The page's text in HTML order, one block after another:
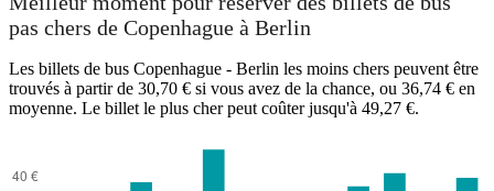
pas chers de Copenhague à Berlin
Les billets de bus Copenhague - Berlin les moins chers peuvent être
trouvés à partir de 30,70 € si vous avez de la chance, ou 36,74 € en
moyenne. Le billet le plus cher peut coûter jusqu'à 49,27 €.